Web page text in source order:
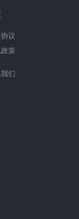
议
策
们